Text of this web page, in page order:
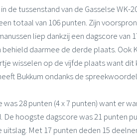
de tussenstand van de Gasselse
totaal van 106 punten. Zijn
liep dankzij een dagscore van
behield daarmee de derde plaats.
wisselen op de vijfde plaats want
Bukkum ondanks de
was 28 punten (4 x 7 punten) want er
De hoogste dagscore was 21 punten
uitslag. Met 17 punten deden 15